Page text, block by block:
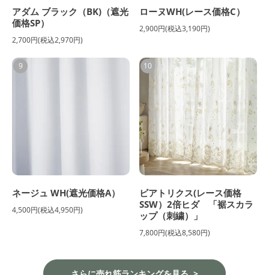
アダム ブラック（BK)（遮光
価格SP）
2,700円(税込2,970円)
ローヌWH(レース価格C）
2,900円(税込3,190円)
9
ネージュ WH(遮光価格A）
4,500円(税込4,950円)
10
ビアトリクス(レース価格
SSW）2倍ヒダ 「裾スカラ
ップ（刺繍）」
7,800円(税込8,580円)